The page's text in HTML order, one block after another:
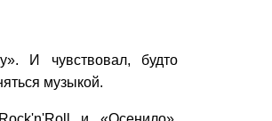
И чувствовал, будто
музыкой.